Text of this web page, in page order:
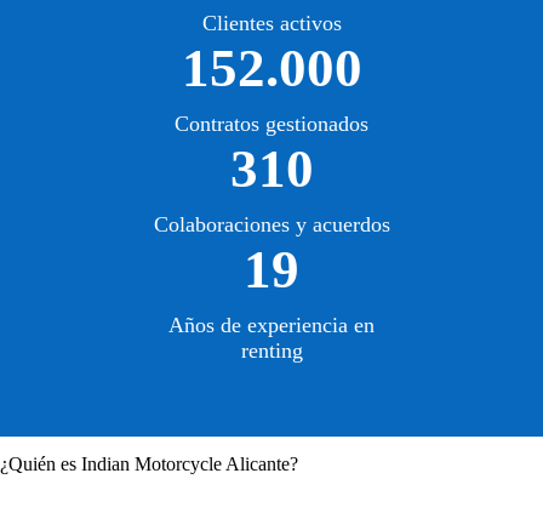
Clientes activos
152.000
Contratos gestionados
310
Colaboraciones y acuerdos
19
Años de experiencia en
renting
¿Quién es Indian Motorcycle Alicante?